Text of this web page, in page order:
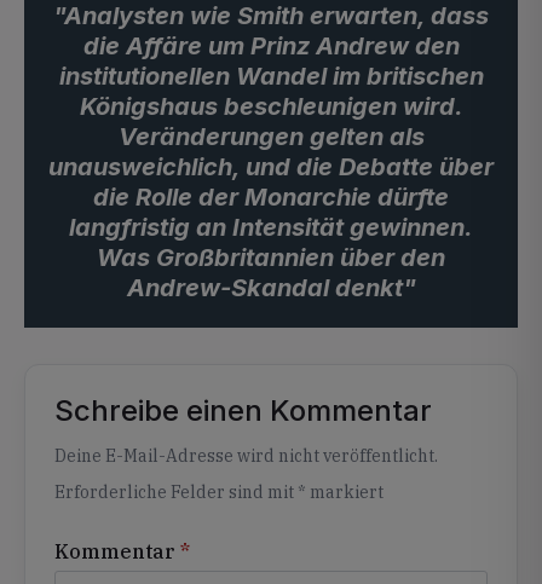
"Analysten wie Smith erwarten, dass
die Affäre um Prinz Andrew den
institutionellen Wandel im britischen
Königshaus beschleunigen wird.
Veränderungen gelten als
unausweichlich, und die Debatte über
die Rolle der Monarchie dürfte
langfristig an Intensität gewinnen.
Was Großbritannien über den
Andrew-Skandal denkt"
Schreibe einen Kommentar
Deine E-Mail-Adresse wird nicht veröffentlicht.
Erforderliche Felder sind mit * markiert
Kommentar *
Alternative: